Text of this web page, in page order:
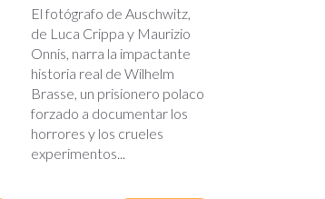
El fotógrafo de Auschwitz,
de Luca Crippa y Maurizio
Onnis, narra la impactante
historia real de Wilhelm
Brasse, un prisionero polaco
forzado a documentar los
horrores y los crueles
experimentos...